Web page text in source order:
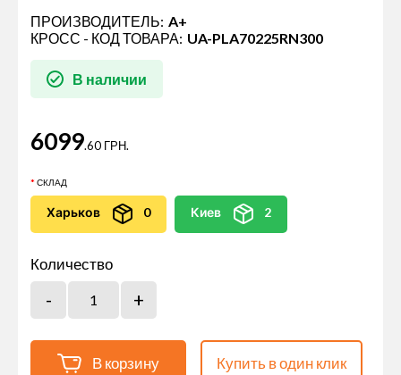
ПРОИЗВОДИТЕЛЬ: A+
КРОСС - КОД ТОВАРА: UA-PLA70225RN300
В наличии
6099.60 ГРН.
СКЛАД
Харьков 0 Киев 2
Количество
В корзину Купить в один клик